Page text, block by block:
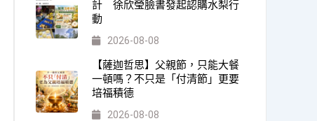
計 徐欣瑩臉書發起認購水梨行
動
2026-08-08
【薩迦哲思】父親節，只能大餐
一頓嗎？不只是「付清節」更要
培福積德
2026-08-08